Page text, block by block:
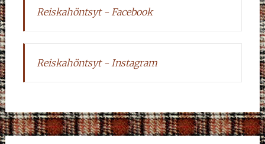
Reiskahöntsyt - Facebook
Reiskahöntsyt - Instagram